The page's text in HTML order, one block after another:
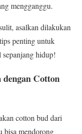
mengganggu.
asalkan dilakukan
penting untuk
sepanjang hidup!
Cotton
cotton bud dari
bisa mendorong